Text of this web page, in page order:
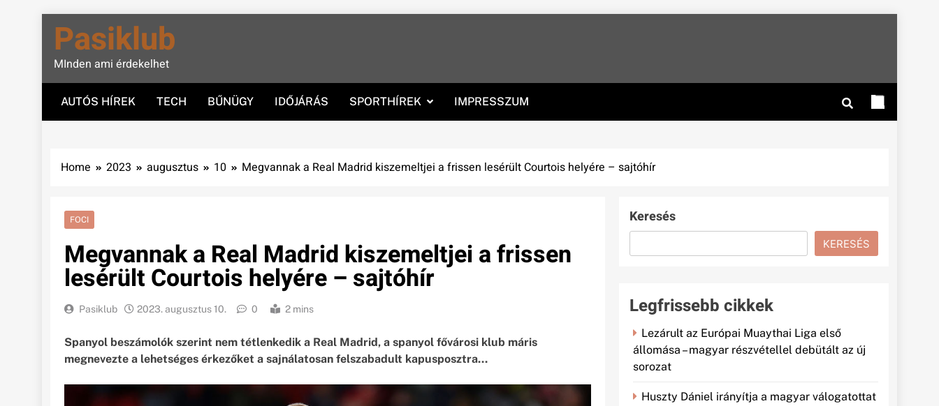
content
Pasiklub
MInden ami érdekelhet
AUTÓS HÍREK TECH BŰNÜGY IDŐJÁRÁS SPORTHÍREK IMPRESSZUM
Home 2023 augusztus 10 Megvannak a Real Madrid kiszemeltjei a frissen lesérült Courtois helyére – sajtóhír
FOCI
Megvannak a Real Madrid kiszemeltjei a frissen
lesérült Courtois helyére – sajtóhír
Pasiklub 2023. augusztus 10. 0 2 mins
Spanyol beszámolók szerint nem tétlenkedik a Real Madrid, a spanyol fővárosi klub máris
megnevezte a lehetséges érkezőket a sajnálatosan felszabadult kapusposztra…
Keresés
KERESÉS
Legfrissebb cikkek
Lezárult az Európai Muaythai Liga első
állomása – magyar részvétellel debütált az új
sorozat
Huszty Dániel irányítja a magyar válogatottat